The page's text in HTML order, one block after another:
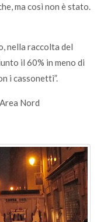
ma così non è stato.
nella raccolta del
il 60% in meno di
i cassonetti”.
Nord